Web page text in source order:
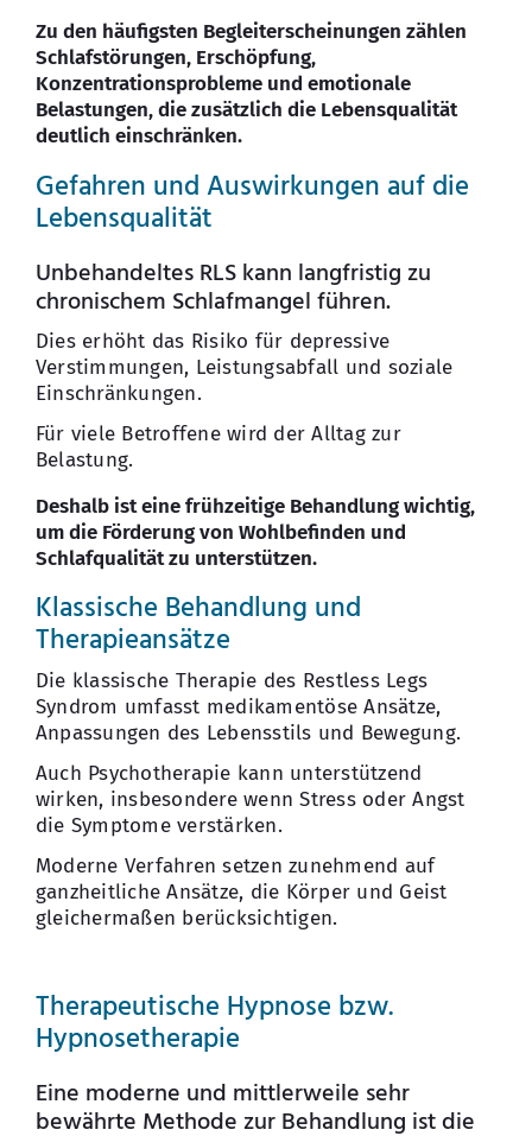
Zu den häufigsten Begleiterscheinungen zählen
Schlafstörungen, Erschöpfung,
Konzentrationsprobleme und emotionale
Belastungen, die zusätzlich die Lebensqualität
deutlich einschränken.
Gefahren und Auswirkungen auf die
Lebensqualität
Unbehandeltes RLS kann langfristig zu
chronischem Schlafmangel führen.
Dies erhöht das Risiko für depressive
Verstimmungen, Leistungsabfall und soziale
Einschränkungen.
Für viele Betroffene wird der Alltag zur
Belastung.
Deshalb ist eine frühzeitige Behandlung wichtig,
um die Förderung von Wohlbefinden und
Schlafqualität zu unterstützen.
Klassische Behandlung und
Therapieansätze
Die klassische Therapie des Restless Legs
Syndrom umfasst medikamentöse Ansätze,
Anpassungen des Lebensstils und Bewegung.
Auch Psychotherapie kann unterstützend
wirken, insbesondere wenn Stress oder Angst
die Symptome verstärken.
Moderne Verfahren setzen zunehmend auf
ganzheitliche Ansätze, die Körper und Geist
gleichermaßen berücksichtigen.
Therapeutische Hypnose bzw.
Hypnosetherapie
Eine moderne und mittlerweile sehr
bewährte Methode zur Behandlung ist die